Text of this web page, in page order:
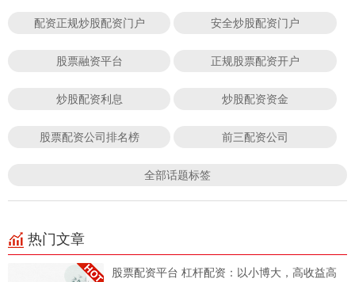
配资正规炒股配资门户 安全炒股配资门户
股票融资平台 正规股票配资开户
炒股配资利息 炒股配资资金
股票配资公司排名榜 前三配资公司
全部话题标签
热门文章
股票配资平台 杠杆配资：以小博大，高收益高